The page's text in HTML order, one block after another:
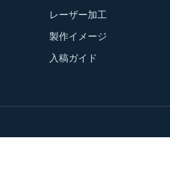
レーザー加工
製作イメージ
入稿ガイド